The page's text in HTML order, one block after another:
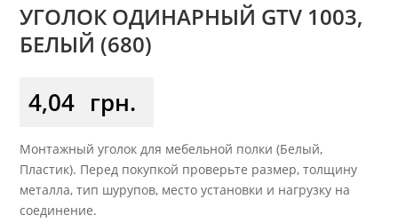
УГОЛОК ОДИНАРНЫЙ GTV 1003,
БЕЛЫЙ (680)
4,04 грн.
Монтажный уголок для мебельной полки (Белый,
Пластик). Перед покупкой проверьте размер, толщину
металла, тип шурупов, место установки и нагрузку на
соединение.